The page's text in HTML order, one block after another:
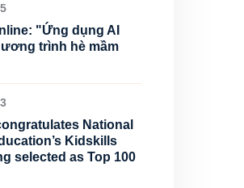
"Ứng dụng AI
trình hè mầm
National
Kidskills
selected as Top 100